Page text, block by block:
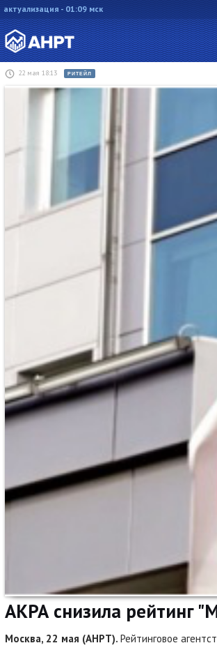
актуализация - 01:09 мск
22 мая 18:13 РИТЕЙЛ
АКРА снизила рейтинг
Москва, 22 мая (АНРТ). Рейтинговое